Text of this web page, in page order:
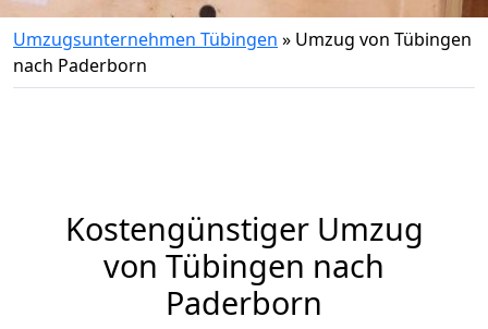
Umzugsunternehmen Tübingen » Umzug von Tübingen
nach Paderborn
Kostengünstiger Umzug
von Tübingen nach
Paderborn